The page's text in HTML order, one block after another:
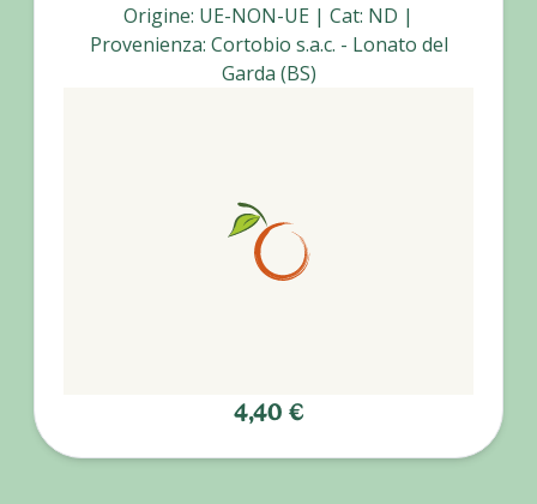
Origine: UE-NON-UE | Cat: ND |
Provenienza: Cortobio s.a.c. - Lonato del
Garda (BS)
4,40 €